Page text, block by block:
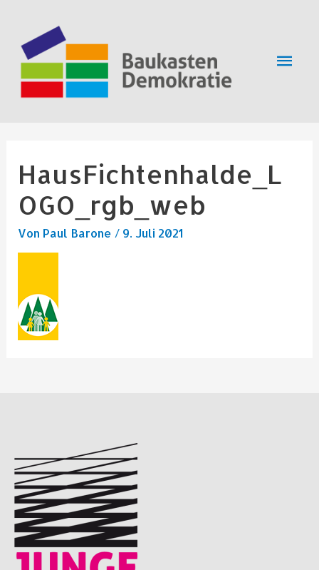
springen
HausFichtenhalde_L
OGO_rgb_web
Von Paul Barone / 9. Juli 2021